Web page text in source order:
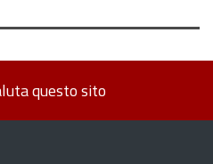
questo sito